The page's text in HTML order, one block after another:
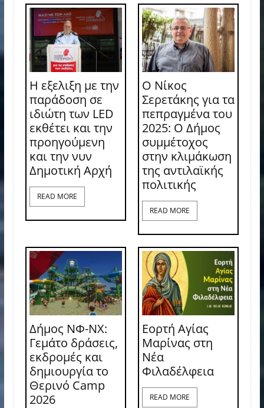
Η εξελιξη με την
παράδοση σε
ιδιώτη των LED
εκθέτει και την
προηγούμενη
και την νυν
Δημοτική Αρχή
READ MORE
Ο Νίκος
Σερετάκης για τα
πεπραγμένα του
2025: Ο Δήμος
συμμέτοχος
στην κλιμάκωση
της αντιλαϊκής
πολιτικής
READ MORE
Δήμος ΝΦ-ΝΧ:
Γεμάτο δράσεις,
εκδρομές και
δημιουργία το
Θερινό Camp
2026
Εορτή Αγίας
Μαρίνας στη
Νέα
Φιλαδέλφεια
READ MORE